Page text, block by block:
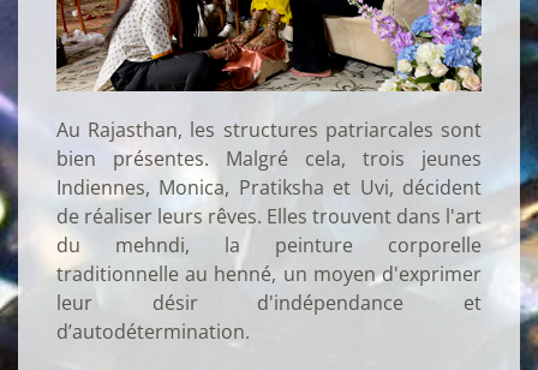
Au Rajasthan, les structures patriarcales sont
bien présentes. Malgré cela, trois jeunes
Indiennes, Monica, Pratiksha et Uvi, décident
de réaliser leurs rêves. Elles trouvent dans l'art
du mehndi, la peinture corporelle
traditionnelle au henné, un moyen d'exprimer
leur désir d'indépendance et
d’autodétermination.